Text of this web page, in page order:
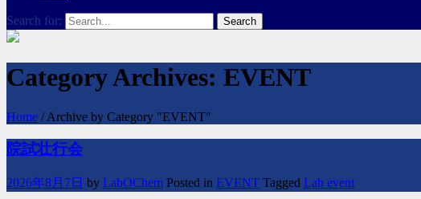
Search for:
Category Archives: EVENT
Home /Archive by Category "EVENT"
院試壮行会
2026年8月7日 by LabOChem Posted in EVENT Tagged Lab event